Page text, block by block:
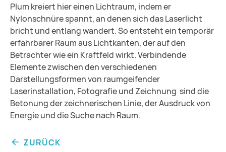
Plum kreiert hier einen Lichtraum, indem er
Nylonschnüre spannt, an denen sich das Laserlicht
bricht und entlang wandert. So entsteht ein temporär
erfahrbarer Raum aus Lichtkanten, der auf den
Betrachter wie ein Kraftfeld wirkt. Verbindende
Elemente zwischen den verschiedenen
Darstellungsformen von raumgeifender
Laserinstallation, Fotografie und Zeichnung sind die
Betonung der zeichnerischen Linie, der Ausdruck von
Energie und die Suche nach Raum.
ZURÜCK